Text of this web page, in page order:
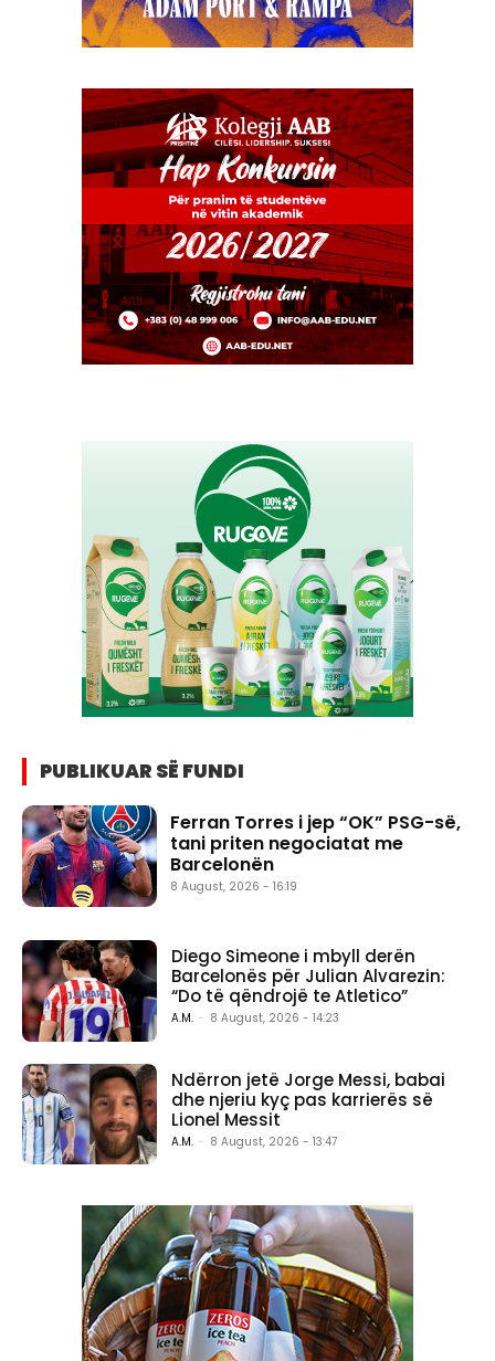
PUBLIKUAR SË FUNDI
Ferran Torres i jep “OK” PSG-së,
tani priten negociatat me
Barcelonën
8 August, 2026 - 16:19
Diego Simeone i mbyll derën
Barcelonës për Julian Alvarezin:
“Do të qëndrojë te Atletico”
A.M. - 8 August, 2026 - 14:23
Ndërron jetë Jorge Messi, babai
dhe njeriu kyç pas karrierës së
Lionel Messit
A.M. - 8 August, 2026 - 13:47